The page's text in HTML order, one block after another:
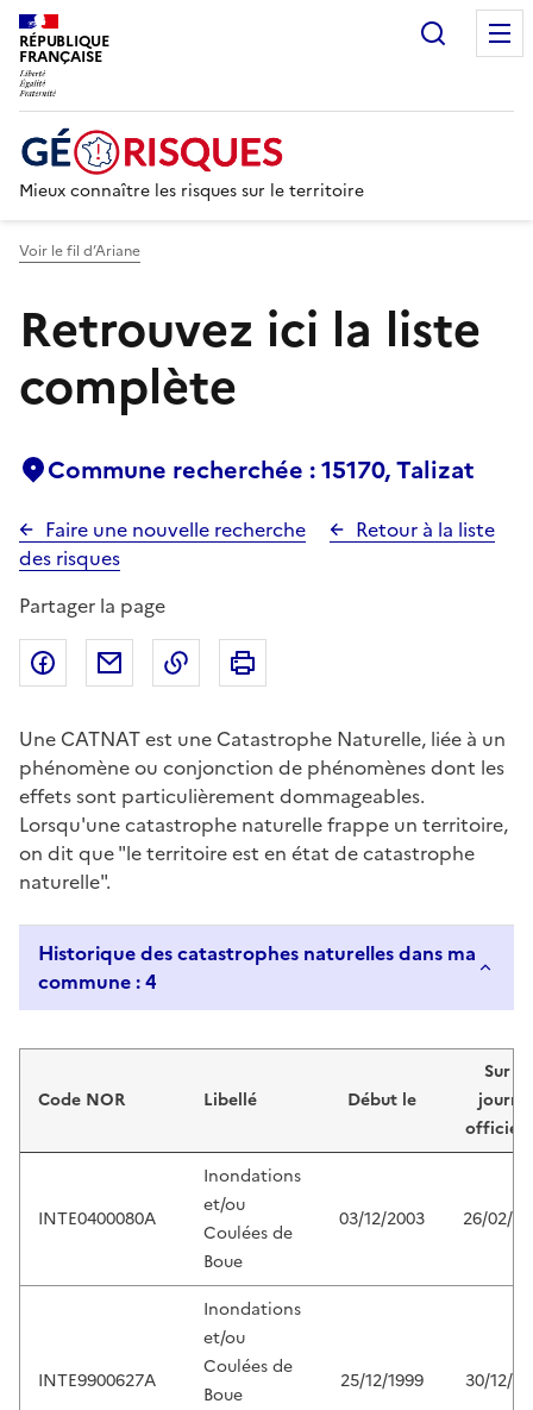
RÉPUBLIQUE
FRANÇAISE
Mieux connaître les risques sur le territoire
Voir le fil d’Ariane
Retrouvez ici la liste
complète
Commune recherchée : 15170, Talizat
Faire une nouvelle recherche
Retour à la liste
des risques
Partager la page
Partager sur Facebook
Partager par emailCopier dans le presse-papier
Une CATNAT est une Catastrophe Naturelle, liée à un
phénomène ou conjonction de phénomènes dont les
effets sont particulièrement dommageables.
Lorsqu'une catastrophe naturelle frappe un territoire,
on dit que "le territoire est en état de catastrophe
naturelle".
Historique des catastrophes naturelles dans ma
commune : 4
Code NOR Libellé Début le
Sur le
officiel
INTE0400080A
Inondations
et/ou
Coulées de
Boue
03/12/2003 26/02/
INTE9900627A
Inondations
et/ou
Coulées de
Boue
25/12/1999 30/12/